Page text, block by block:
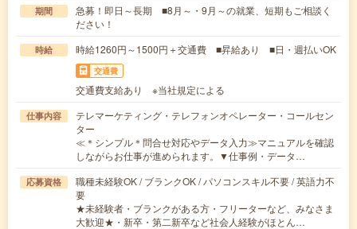
期間
急募！即日～長期 ■8月～・9月～の就業、短期もご相談く
ださい！
時給 時給1260円～1500円＋交通費 ■昇給あり ■日・週払いOK
交通費
交通費支給あり ※当社規定による
仕事内容
テレマーケティング・テレフォンオペレーター・コールセン
ター
≪＊シンプル＊問合せ対応やデータ入力≫マニュアルを確認
しながらお仕事が進められます。▼仕事例・データ…
応募資格
職種未経験OK / ブランクOK / パソコンスキル不要 / 英語力不
要
★未経験者・ブランクがある方・フリーターなど、みなさま
大歓迎★・新卒・第二新卒など社会人経験がほとん…